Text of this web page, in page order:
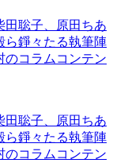
田聡子、原田ちあ
ら錚々たる執筆陣
のコラムコンテン
田聡子、原田ちあ
ら錚々たる執筆陣
のコラムコンテン